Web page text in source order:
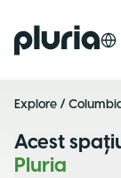
Logo Pluria
Explore /
Acest
Pluria